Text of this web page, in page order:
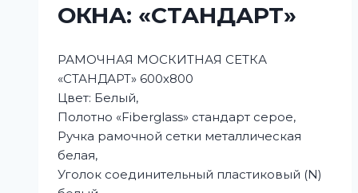
ОКНА: «СТАНДАРТ»
РАМОЧНАЯ МОСКИТНАЯ СЕТКА
«СТАНДАРТ» 600х800
Цвет: Белый,
Полотно «Fiberglass» стандарт серое,
Ручка рамочной сетки металлическая
белая,
Уголок соединительный пластиковый (N)